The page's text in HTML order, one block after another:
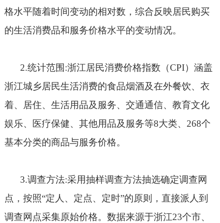
格水平随着时间变动的相对数，综合反映居民购买
的生活消费品和服务价格水平的变动情况。
2.统计范围:浙江居民消费价格指数（CPI）涵盖
浙江城乡居民生活消费的食品烟酒及在外餐饮、衣
着、居住、生活用品及服务、交通通信、教育文化
娱乐、医疗保健、其他用品及服务等8大类、 268个
基本分类的商品与服务价格。
3.调查方法:采用抽样调查方法抽选确定调查网
点，按照“定人、定点、定时”的原则，直接派人到
调查网点采集原始价格。数据来源于浙江23个市、